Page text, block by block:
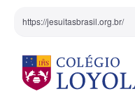
https://jesuitasbrasil.org.br/